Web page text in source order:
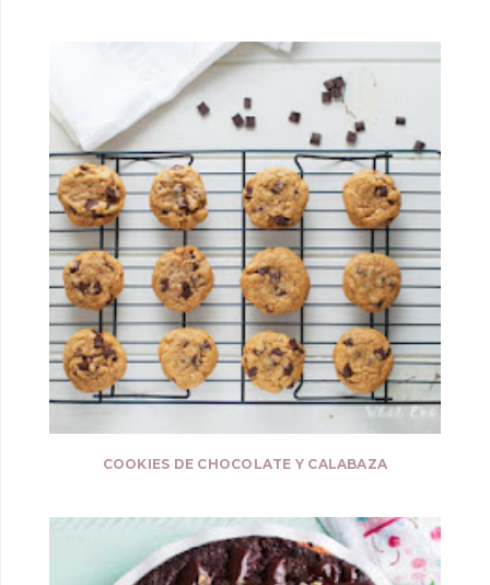
COOKIES DE CHOCOLATE Y CALABAZA